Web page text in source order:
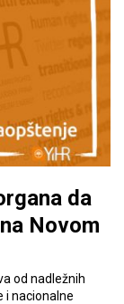
da
Novom
od nadležnih
i nacionalne